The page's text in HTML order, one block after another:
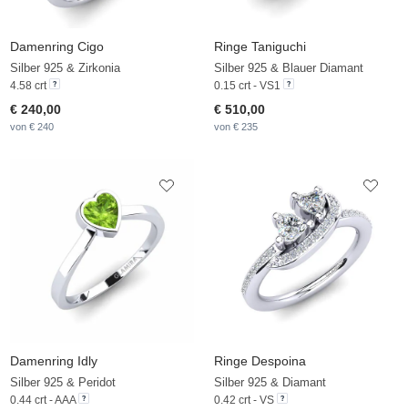
Damenring Cigo
Silber 925 & Zirkonia
4.58 crt
€ 240,00
von € 240
Ringe Taniguchi
Silber 925 & Blauer Diamant
0.15 crt - VS1
€ 510,00
von € 235
Damenring Idly
Silber 925 & Peridot
0.44 crt - AAA
Ringe Despoina
Silber 925 & Diamant
0.42 crt - VS